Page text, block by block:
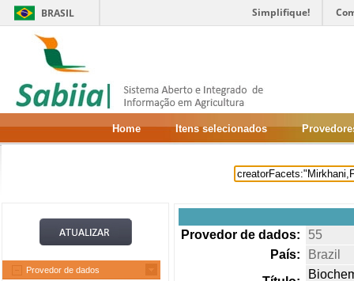
BRASIL Simplifique!
Home Itens selecionados
Provedor de dados
Provedor de dados:
55
País:
Brazil